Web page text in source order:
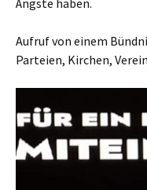
Ängste haben.
Aufruf von einem
Parteien, Kirchen,